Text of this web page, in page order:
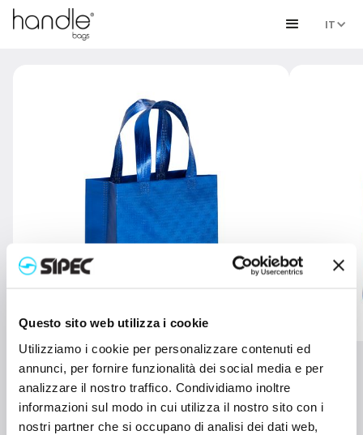
Questo sito web utilizza i cookie
Utilizziamo i cookie per personalizzare contenuti ed
annunci, per fornire funzionalità dei social media e per
analizzare il nostro traffico. Condividiamo inoltre
informazioni sul modo in cui utilizza il nostro sito con i
nostri partner che si occupano di analisi dei dati web,
IT
STELVIO
20146
Mini borsa shopper in TNT da 100 g/m² laminato con